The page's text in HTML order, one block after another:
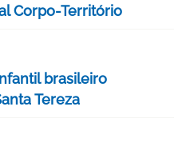
Corpo-Território
brasileiro
Tereza